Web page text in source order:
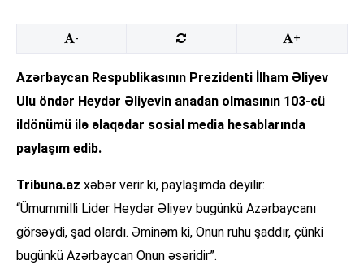
- +
Azərbaycan Respublikasının Prezidenti İlham Əliyev
Ulu öndər Heydər Əliyevin anadan olmasının 103-cü
ildönümü ilə əlaqədar sosial media hesablarında
paylaşım edib.
Tribuna.az xəbər verir ki, paylaşımda deyilir:
“Ümummilli Lider Heydər Əliyev bugünkü Azərbaycanı
görsəydi, şad olardı. Əminəm ki, Onun ruhu şaddır, çünki
bugünkü Azərbaycan Onun əsəridir”.